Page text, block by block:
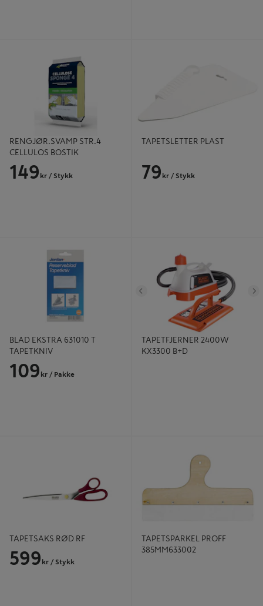
RENGJØR.SVAMP STR.4
CELLULOS BOSTIK
149 kr / Stykk
TAPETSLETTER PLAST
79 kr / Stykk
BLAD EKSTRA 631010 T
TAPETKNIV
109 kr / Pakke
Tidligere
TAPETFJERNER 2400W
KX3300 B+D
TAPETSAKS RØD RF
599 kr / Stykk
TAPETSPARKEL PROFF
385MM633002